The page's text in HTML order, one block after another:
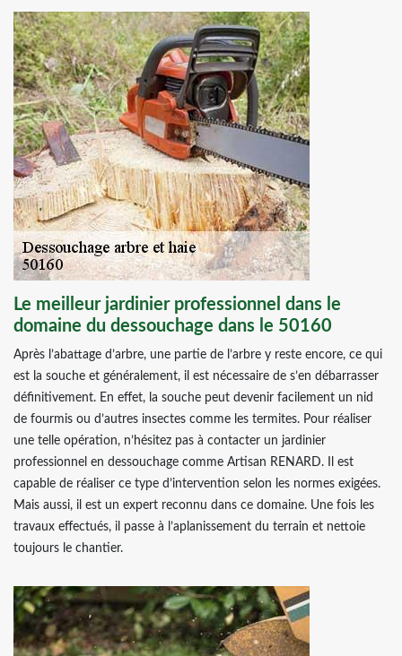
Le meilleur jardinier professionnel dans le
domaine du dessouchage dans le 50160
Après l’abattage d’arbre, une partie de l’arbre y reste encore, ce qui
est la souche et généralement, il est nécessaire de s’en débarrasser
définitivement. En effet, la souche peut devenir facilement un nid
de fourmis ou d’autres insectes comme les termites. Pour réaliser
une telle opération, n’hésitez pas à contacter un jardinier
professionnel en dessouchage comme Artisan RENARD. Il est
capable de réaliser ce type d’intervention selon les normes exigées.
Mais aussi, il est un expert reconnu dans ce domaine. Une fois les
travaux effectués, il passe à l’aplanissement du terrain et nettoie
toujours le chantier.